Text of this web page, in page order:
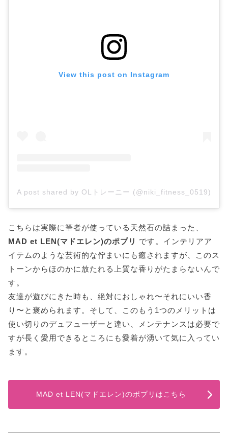
View this post on Instagram
A post shared by OLトレーニー (@niki_fitness_0519)
こちらは実際に筆者が使っている天然石の詰まった、
MAD et LEN(マドエレン)のポプリ です。インテリアア
イテムのような芸術的な佇まいにも癒されますが、このス
トーンからほのかに放たれる上質な香りがたまらないんで
す。
友達が遊びにきた時も、絶対におしゃれ〜それにいい香
り〜と褒められます。そして、このもう1つのメリットは
使い切りのデュフューザーと違い、メンテナンスは必要で
すが長く愛用できるところにも愛着が湧いて気に入ってい
ます。
MAD et LEN(マドエレン)のポプリはこちら